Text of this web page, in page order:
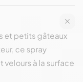
et petits gâteaux
ce spray
velours à la surface